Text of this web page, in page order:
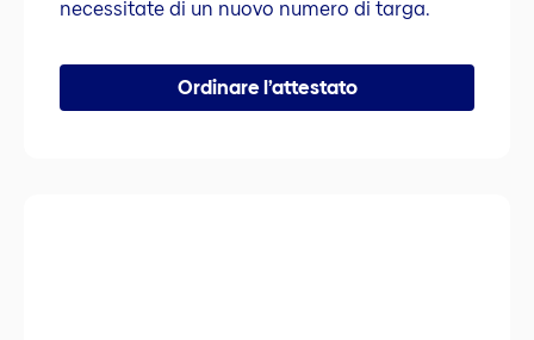
necessitate di un nuovo numero di targa.
Ordinare l’attestato